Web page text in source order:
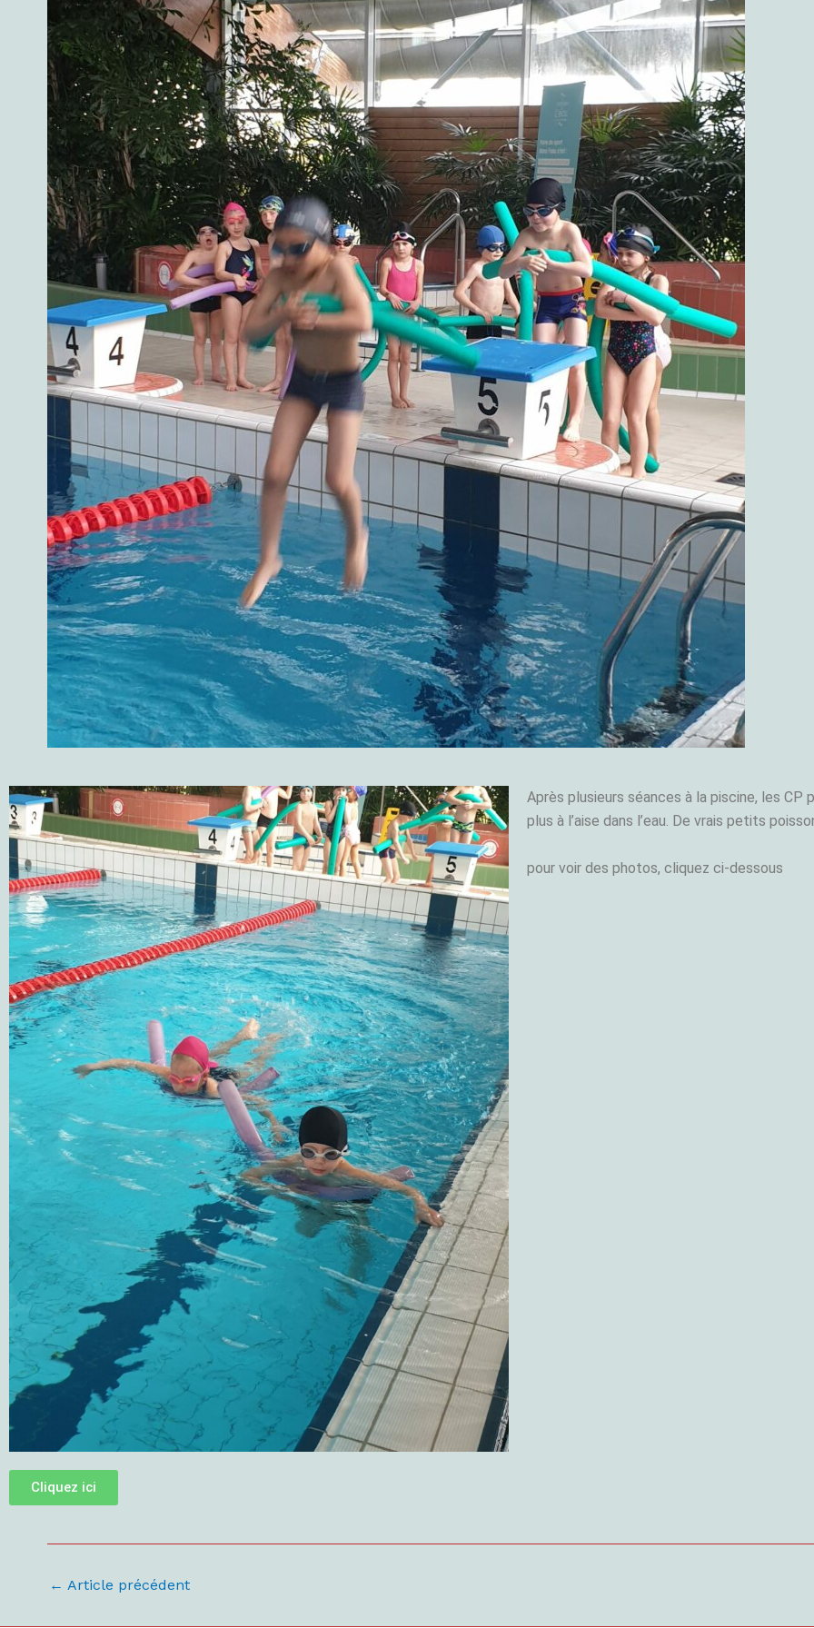
Après plusieurs séances à la piscine, les
plus à l’aise dans l’eau. De vrais petits
pour voir des photos, cliquez ci-dessous
Cliquez ici
← Article précédent